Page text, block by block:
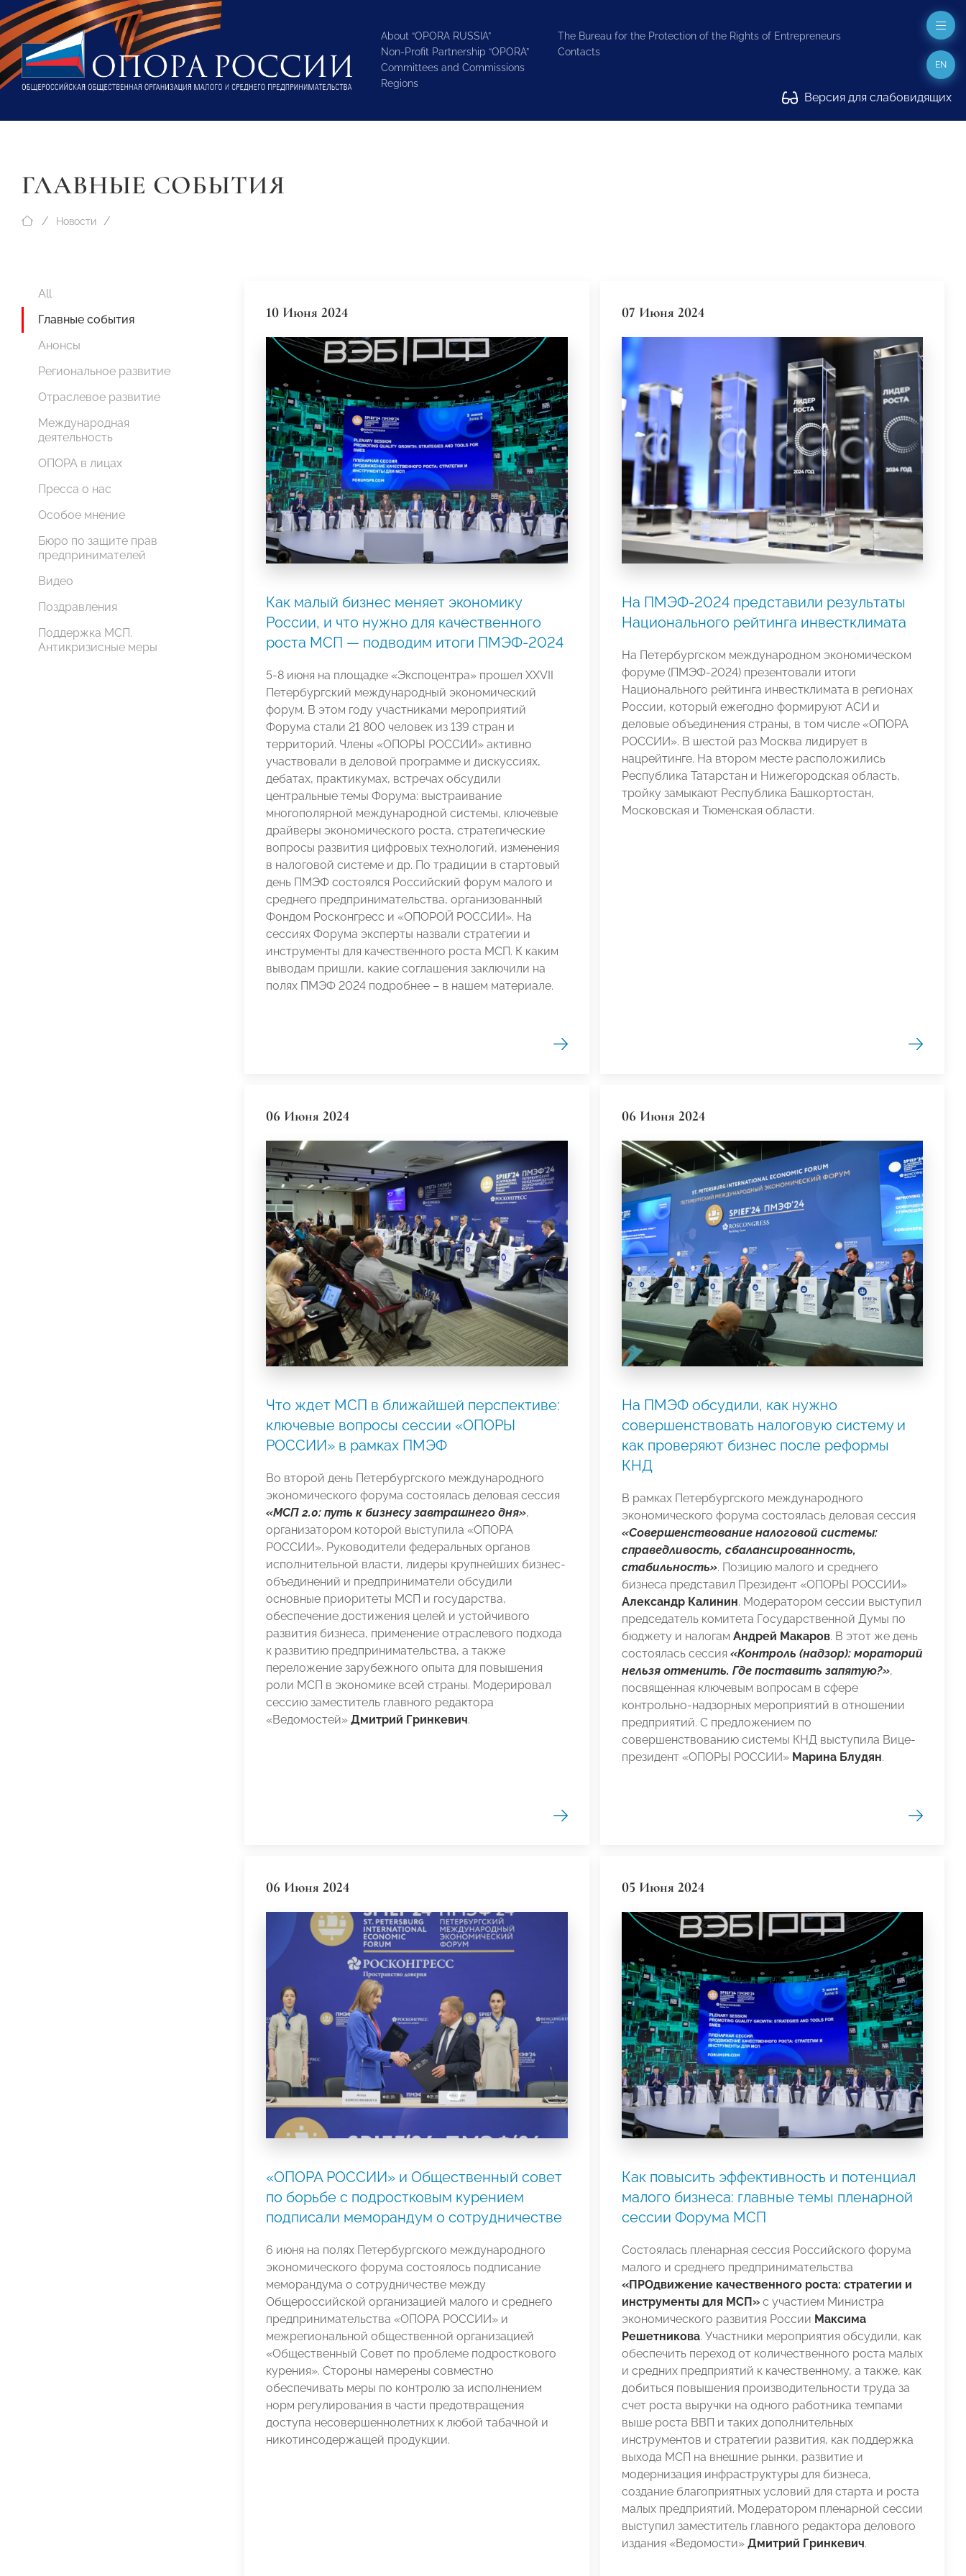
About “OPORA RUSSIA”
Non-Profit Partnership “OPORA”
Committees and Commissions
Regions
The Bureau for the Protection of the Rights of Entrepreneurs
Contacts
Версия для слабовидящих
EN
ГЛАВНЫЕ СОБЫТИЯ
Новости
All
Главные события
Анонсы
Региональное развитие
Отраслевое развитие
Международная
деятельность
ОПОРА в лицах
Пресса о нас
Особое мнение
Бюро по защите прав
предпринимателей
Видео
Поздравления
Поддержка МСП.
Антикризисные меры
10 Июня 2024
Как малый бизнес меняет экономику
России, и что нужно для качественного
роста МСП — подводим итоги ПМЭФ-2024
5-8 июня на площадке «Экспоцентра» прошел XXVII
Петербургский международный экономический
форум. В этом году участниками мероприятий
Форума стали 21 800 человек из 139 стран и
территорий. Члены «ОПОРЫ РОССИИ» активно
участвовали в деловой программе и дискуссиях,
дебатах, практикумах, встречах обсудили
центральные темы Форума: выстраивание
многополярной международной системы, ключевые
драйверы экономического роста, стратегические
вопросы развития цифровых технологий, изменения
в налоговой системе и др. По традиции в стартовый
день ПМЭФ состоялся Российский форум малого и
среднего предпринимательства, организованный
Фондом Росконгресс и «ОПОРОЙ РОССИИ». На
сессиях Форума эксперты назвали стратегии и
инструменты для качественного роста МСП. К каким
выводам пришли, какие соглашения заключили на
полях ПМЭФ 2024 подробнее – в нашем материале.
07 Июня 2024
На ПМЭФ-2024 представили результаты
Национального рейтинга инвестклимата
На Петербургском международном экономическом
форуме (ПМЭФ-2024) презентовали итоги
Национального рейтинга инвестклимата в регионах
России, который ежегодно формируют АСИ и
деловые объединения страны, в том числе «ОПОРА
РОССИИ». В шестой раз Москва лидирует в
нацрейтинге. На втором месте расположились
Республика Татарстан и Нижегородская область,
тройку замыкают Республика Башкортостан,
Московская и Тюменская области.
06 Июня 2024
Что ждет МСП в ближайшей перспективе:
ключевые вопросы сессии «ОПОРЫ
РОССИИ» в рамках ПМЭФ
Во второй день Петербургского международного
экономического форума состоялась деловая сессия
«МСП 2.0: путь к бизнесу завтрашнего дня»,
организатором которой выступила «ОПОРА
РОССИИ». Руководители федеральных органов
исполнительной власти, лидеры крупнейших бизнес-
объединений и предприниматели обсудили
основные приоритеты МСП и государства,
обеспечение достижения целей и устойчивого
развития бизнеса, применение отраслевого подхода
к развитию предпринимательства, а также
переложение зарубежного опыта для повышения
роли МСП в экономике всей страны. Модерировал
сессию заместитель главного редактора
«Ведомостей» Дмитрий Гринкевич.
06 Июня 2024
На ПМЭФ обсудили, как нужно
совершенствовать налоговую систему и
как проверяют бизнес после реформы
КНД
В рамках Петербургского международного
экономического форума состоялась деловая сессия
«Совершенствование налоговой системы:
справедливость, сбалансированность,
стабильность». Позицию малого и среднего
бизнеса представил Президент «ОПОРЫ РОССИИ»
Александр Калинин. Модератором сессии выступил
председатель комитета Государственной Думы по
бюджету и налогам Андрей Макаров. В этот же день
состоялась сессия «Контроль (надзор): мораторий
нельзя отменить. Где поставить запятую?»,
посвященная ключевым вопросам в сфере
контрольно-надзорных мероприятий в отношении
предприятий. С предложением по
совершенствованию системы КНД выступила Вице-
президент «ОПОРЫ РОССИИ» Марина Блудян.
06 Июня 2024
«ОПОРА РОССИИ» и Общественный совет
по борьбе с подростковым курением
подписали меморандум о сотрудничестве
6 июня на полях Петербургского международного
экономического форума состоялось подписание
меморандума о сотрудничестве между
Общероссийской организацией малого и среднего
предпринимательства «ОПОРА РОССИИ» и
межрегиональной общественной организацией
«Общественный Совет по проблеме подросткового
курения». Стороны намерены совместно
обеспечивать меры по контролю за исполнением
норм регулирования в части предотвращения
доступа несовершеннолетних к любой табачной и
никотинсодержащей продукции.
05 Июня 2024
Как повысить эффективность и потенциал
малого бизнеса: главные темы пленарной
сессии Форума МСП
Состоялась пленарная сессия Российского форума
малого и среднего предпринимательства
«ПРОдвижение качественного роста: стратегии и
инструменты для МСП»с участием Министра
экономического развития России Максима
Решетникова. Участники мероприятия обсудили, как
обеспечить переход от количественного роста малых
и средних предприятий к качественному, а также, как
добиться повышения производительности труда за
счет роста выручки на одного работника темпами
выше роста ВВП и таких дополнительных
инструментов и стратегии развития, как поддержка
выхода МСП на внешние рынки, развитие и
модернизация инфраструктуры для бизнеса,
создание благоприятных условий для старта и роста
малых предприятий. Модератором пленарной сессии
выступил заместитель главного редактора делового
издания «Ведомости» Дмитрий Гринкевич.